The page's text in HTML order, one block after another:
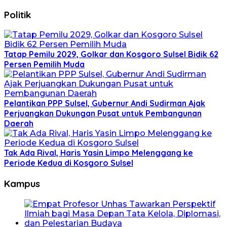
Politik
Tatap Pemilu 2029, Golkar dan Kosgoro Sulsel Bidik 62
Persen Pemilih Muda
Pelantikan PPP Sulsel, Gubernur Andi Sudirman Ajak
Perjuangkan Dukungan Pusat untuk Pembangunan
Daerah
Tak Ada Rival, Haris Yasin Limpo Melenggang ke
Periode Kedua di Kosgoro Sulsel
Kampus